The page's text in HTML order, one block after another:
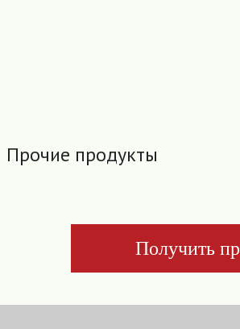
Прочие продукты
Получить